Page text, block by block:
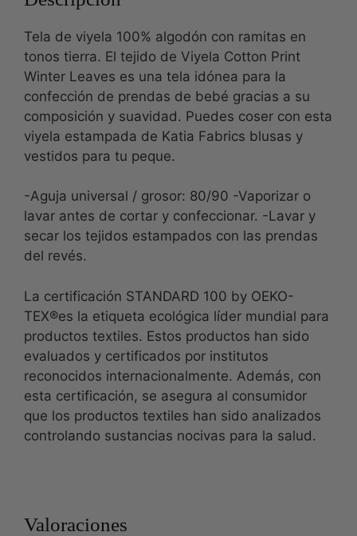
Tela de viyela 100% algodón con ramitas en
tonos tierra. El tejido de Viyela Cotton Print
Winter Leaves es una tela idónea para la
confección de prendas de bebé gracias a su
composición y suavidad. Puedes coser con esta
viyela estampada de Katia Fabrics blusas y
vestidos para tu peque.
-Aguja universal / grosor: 80/90 -Vaporizar o
lavar antes de cortar y confeccionar. -Lavar y
secar los tejidos estampados con las prendas
del revés.
La certificación STANDARD 100 by OEKO-
TEX®es la etiqueta ecológica líder mundial para
productos textiles. Estos productos han sido
evaluados y certificados por institutos
reconocidos internacionalmente. Además, con
esta certificación, se asegura al consumidor
que los productos textiles han sido analizados
controlando sustancias nocivas para la salud.
Valoraciones